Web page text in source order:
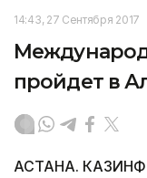
14:43, 27 Сентября 2017
пройдет в
АСТАНА.